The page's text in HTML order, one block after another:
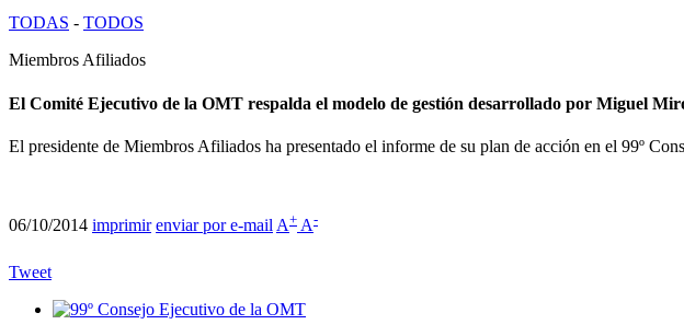
TODAS - TODOS
Miembros Afiliados
El Comité Ejecutivo de la OMT respalda el modelo de gestión desarrollado por Miguel
El presidente de Miembros Afiliados ha presentado el informe de su plan de acción en el 99º
06/10/2014 imprimir enviar por e-mail A+ A-
Tweet